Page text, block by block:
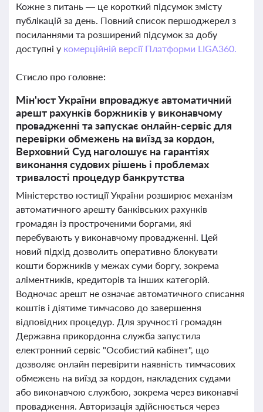
Кожне з питань — це короткий підсумок змісту
публікацій за день. Повний список першоджерел з
посиланнями та розширений підсумок за добу
доступні у комерційній версії Платформи LIGA360.
Стисло про головне:
Мін'юст України впроваджує автоматичний
арешт рахунків боржників у виконавчому
провадженні та запускає онлайн-сервіс для
перевірки обмежень на виїзд за кордон,
Верховний Суд наголошує на гарантіях
виконання судових рішень і проблемах
тривалості процедур банкрутства
Міністерство юстиції України розширює механізм
автоматичного арешту банківських рахунків
громадян із простроченими боргами, які
перебувають у виконавчому провадженні. Цей
новий підхід дозволить оперативно блокувати
кошти боржників у межах суми боргу, зокрема
аліментників, кредиторів та інших категорій.
Водночас арешт не означає автоматичного списання
коштів і діятиме тимчасово до завершення
відповідних процедур. Для зручності громадян
Державна прикордонна служба запустила
електронний сервіс "Особистий кабінет", що
дозволяє онлайн перевірити наявність тимчасових
обмежень на виїзд за кордон, накладених судами
або виконавчою службою, зокрема через виконавчі
провадження. Авторизація здійснюється через